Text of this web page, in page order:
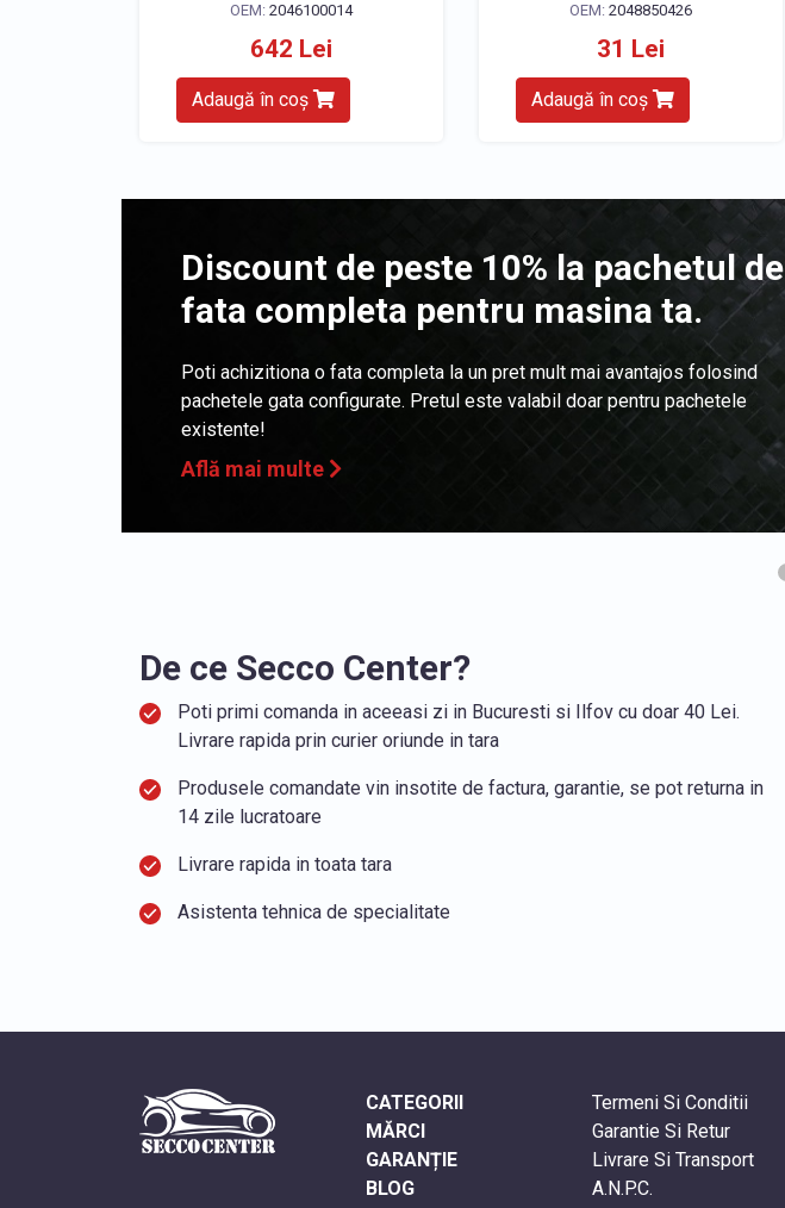
OEM: 2046100014
642 Lei
Adaugă în coș
OEM: 2048850426
31 Lei
Adaugă în coș
Discount de peste 10% la pachetul de
fata completa pentru masina ta.
Poti achizitiona o fata completa la un pret mult mai avantajos folosind
pachetele gata configurate. Pretul este valabil doar pentru pachetele
existente!
Află mai multe
De ce Secco Center?
Poti primi comanda in aceeasi zi in Bucuresti si Ilfov cu doar 40 Lei.
Livrare rapida prin curier oriunde in tara
Produsele comandate vin insotite de factura, garantie, se pot returna in
14 zile lucratoare
Livrare rapida in toata tara
Asistenta tehnica de specialitate
CATEGORII
MĂRCI
GARANȚIE
BLOG
Termeni Si Conditii
Garantie Si Retur
Livrare Si Transport
A.N.P.C.